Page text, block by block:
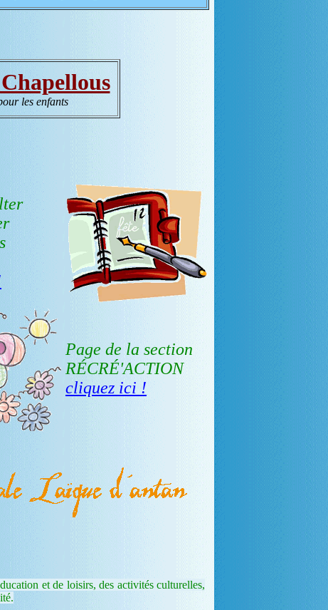
les enfants
Page de la section
RÉCRÉ'ACTION
cliquez ici !
et de loisirs, des activités culturelles,